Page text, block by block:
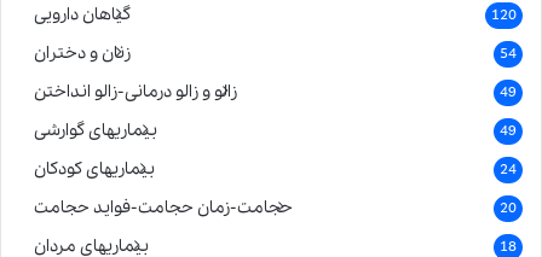
گیاهان دارویی 120
زنان و دختران 54
زالو و زالو درمانی-زالو انداختن 49
بیماریهای گوارشی 49
بیماریهای کودکان 24
حجامت-زمان حجامت-فواید حجامت 20
بیماریهای مردان 18